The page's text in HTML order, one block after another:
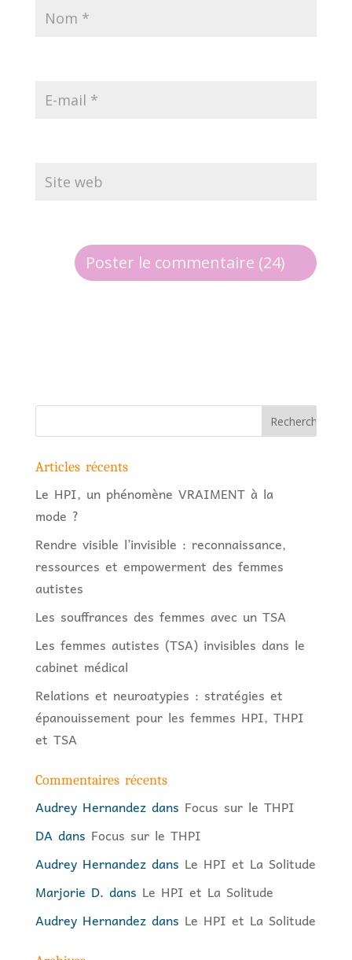
Articles récents
Le HPI, un phénomène VRAIMENT à la
mode ?
Rendre visible l’invisible : reconnaissance,
ressources et empowerment des femmes
autistes
Les souffrances des femmes avec un TSA
Les femmes autistes (TSA) invisibles dans le
cabinet médical
Relations et neuroatypies : stratégies et
épanouissement pour les femmes HPI, THPI
et TSA
Commentaires récents
Audrey Hernandezdans Focus sur le THPI
DAdans Focus sur le THPI
Audrey Hernandezdans Le HPI et La Solitude
Marjorie D. dans Le HPI et La Solitude
Audrey Hernandezdans Le HPI et La Solitude